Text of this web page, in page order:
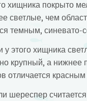
хищника покрыто
светлые, чем
темным, синевато-
у этого хищника
крупный, а нижнее
отличается красным
шереспер считается